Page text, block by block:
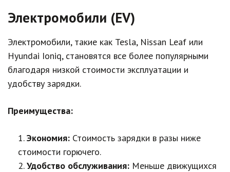
Электромобили (EV)
Электромобили, такие как Tesla, Nissan Leaf или
Hyundai Ioniq, становятся все более популярными
благодаря низкой стоимости эксплуатации и
удобству зарядки.
Преимущества:
Экономия: Стоимость зарядки в разы ниже
стоимости горючего.
Удобство обслуживания: Меньше движущихся